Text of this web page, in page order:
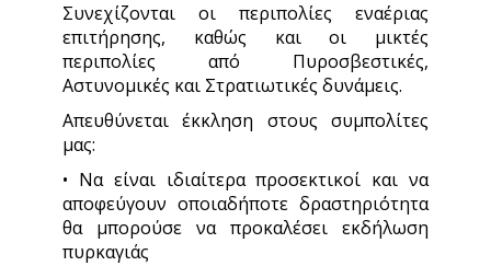
Συνεχίζονται οι περιπολίες εναέριας
επιτήρησης, καθώς και οι μικτές
περιπολίες από Πυροσβεστικές,
Αστυνομικές και Στρατιωτικές δυνάμεις.
Απευθύνεται έκκληση στους συμπολίτες
μας:
• Να είναι ιδιαίτερα προσεκτικοί και να
αποφεύγουν οποιαδήποτε δραστηριότητα
θα μπορούσε να προκαλέσει εκδήλωση
πυρκαγιάς